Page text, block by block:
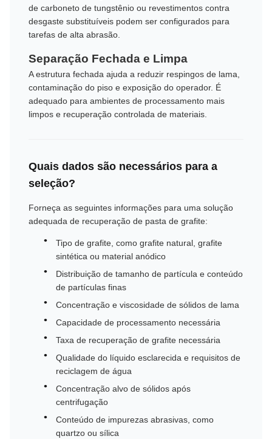
de carboneto de tungstênio ou revestimentos contra
desgaste substituíveis podem ser configurados para
tarefas de alta abrasão.
Separação Fechada e Limpa
A estrutura fechada ajuda a reduzir respingos de lama,
contaminação do piso e exposição do operador. É
adequado para ambientes de processamento mais
limpos e recuperação controlada de materiais.
Quais dados são necessários para a
seleção?
Forneça as seguintes informações para uma solução
adequada de recuperação de pasta de grafite:
Tipo de grafite, como grafite natural, grafite
sintética ou material anódico
Distribuição de tamanho de partícula e conteúdo
de partículas finas
Concentração e viscosidade de sólidos de lama
Capacidade de processamento necessária
Taxa de recuperação de grafite necessária
Qualidade do líquido esclarecida e requisitos de
reciclagem de água
Concentração alvo de sólidos após
centrifugação
Conteúdo de impurezas abrasivas, como
quartzo ou sílica